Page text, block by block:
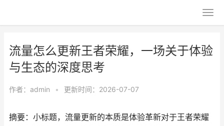
流量怎么更新王者荣耀，一场关于体验
与生态的深度思考
作者： admin • 更新时间：2026-07-07
摘要：小标题，流量更新的本质是体验革新对于王者荣耀